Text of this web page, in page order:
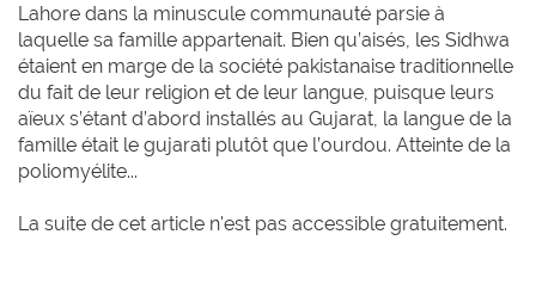
Lahore dans la minuscule communauté parsie à
laquelle sa famille appartenait. Bien qu’aisés, les Sidhwa
étaient en marge de la société pakistanaise traditionnelle
du fait de leur religion et de leur langue, puisque leurs
aïeux s’étant d’abord installés au Gujarat, la langue de la
famille était le gujarati plutôt que l’ourdou. Atteinte de la
poliomyélite...
La suite de cet article n'est pas accessible gratuitement.